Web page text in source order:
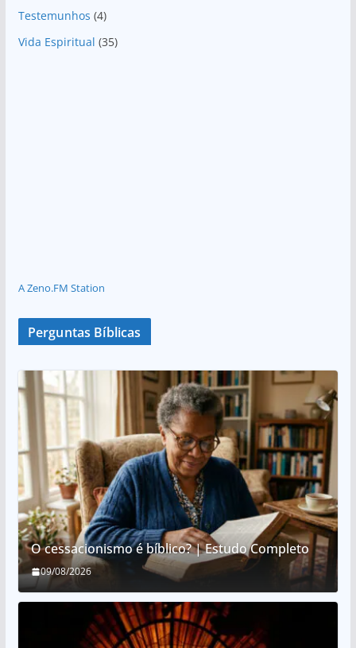
Testemunhos (4)
Vida Espiritual (35)
A Zeno.FM Station
Perguntas Bíblicas
O cessacionismo é bíblico? | Estudo Completo
09/08/2026